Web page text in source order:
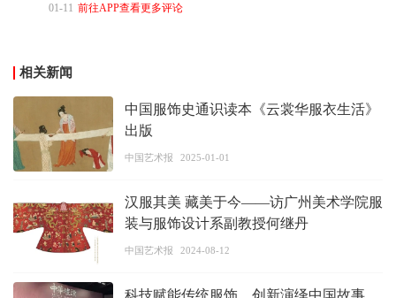
01-11 前往APP查看更多评论
相关新闻
中国服饰史通识读本《云裳华服衣生活》
出版
中国艺术报 2025-01-01
汉服其美 藏美于今——访广州美术学院服
装与服饰设计系副教授何继丹
中国艺术报 2024-08-12
科技赋能传统服饰，创新演绎中国故事